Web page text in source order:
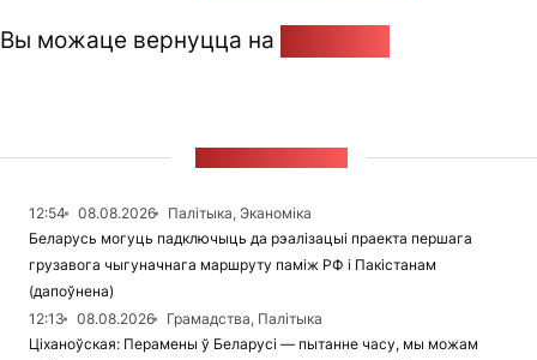
Вы можаце вернуцца на
12:54 08.08.2026
Палітыка, Эканоміка
Беларусь могуць падключыць да рэалізацыі праекта першага
грузавога чыгуначнага маршруту паміж РФ і Пакістанам
(дапоўнена)
12:13
08.08.2026
Грамадства, Палітыка
Ціханоўская: Перамены ў Беларусі — пытанне часу, мы можам